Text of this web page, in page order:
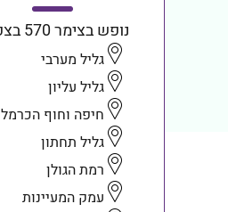
נופש בצימר 570 בצפון
גליל מערבי
גליל עליון
חיפה וחוף הכרמל
גליל תחתון
רמת הגולן
עמק המעיינות